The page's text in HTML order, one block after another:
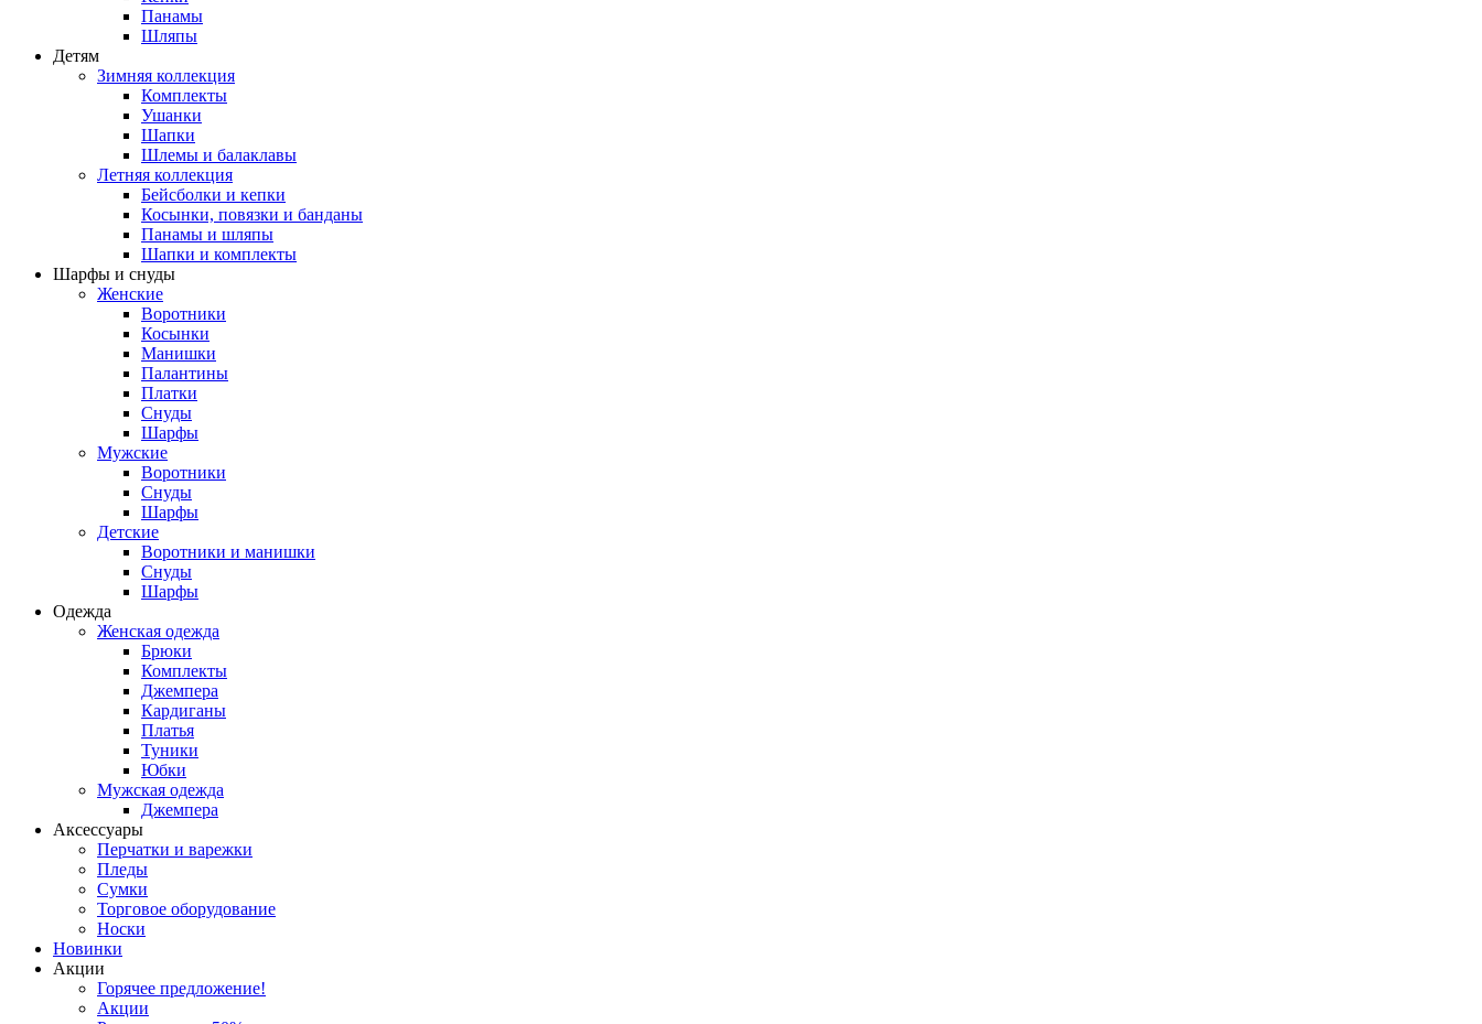
Панамы
Шляпы
Детям
Зимняя коллекция
Комплекты
Ушанки
Шапки
Шлемы и балаклавы
Летняя коллекция
Бейсболки и кепки
Косынки, повязки и банданы
Панамы и шляпы
Шапки и комплекты
Шарфы и снуды
Женские
Воротники
Косынки
Манишки
Палантины
Платки
Снуды
Шарфы
Мужские
Воротники
Снуды
Шарфы
Детские
Воротники и манишки
Снуды
Шарфы
Одежда
Женская одежда
Брюки
Комплекты
Джемпера
Кардиганы
Платья
Туники
Юбки
Мужская одежда
Джемпера
Аксессуары
Перчатки и варежки
Пледы
Сумки
Торговое оборудование
Носки
Новинки
Акции
Горячее предложение!
Акции